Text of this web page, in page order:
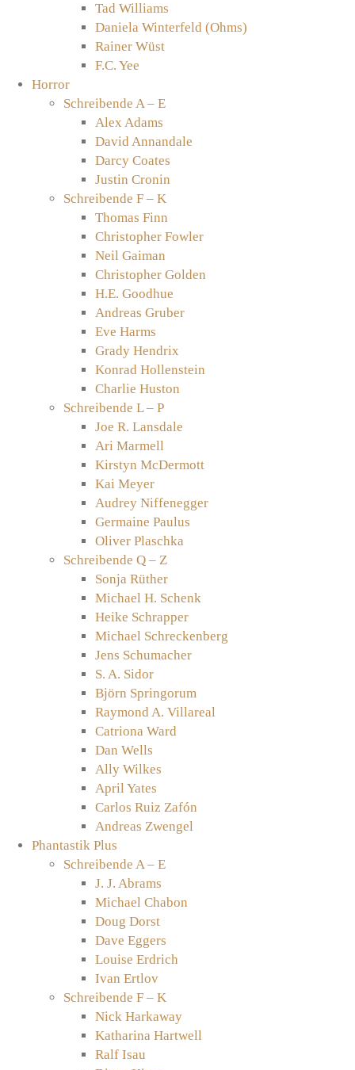
Tad Williams
Daniela Winterfeld (Ohms)
Rainer Wüst
F.C. Yee
Horror
Schreibende A – E
Alex Adams
David Annandale
Darcy Coates
Justin Cronin
Schreibende F – K
Thomas Finn
Christopher Fowler
Neil Gaiman
Christopher Golden
H.E. Goodhue
Andreas Gruber
Eve Harms
Grady Hendrix
Konrad Hollenstein
Charlie Huston
Schreibende L – P
Joe R. Lansdale
Ari Marmell
Kirstyn McDermott
Kai Meyer
Audrey Niffenegger
Germaine Paulus
Oliver Plaschka
Schreibende Q – Z
Sonja Rüther
Michael H. Schenk
Heike Schrapper
Michael Schreckenberg
Jens Schumacher
S. A. Sidor
Björn Springorum
Raymond A. Villareal
Catriona Ward
Dan Wells
Ally Wilkes
April Yates
Carlos Ruiz Zafón
Andreas Zwengel
Phantastik Plus
Schreibende A – E
J. J. Abrams
Michael Chabon
Doug Dorst
Dave Eggers
Louise Erdrich
Ivan Ertlov
Schreibende F – K
Nick Harkaway
Katharina Hartwell
Ralf Isau